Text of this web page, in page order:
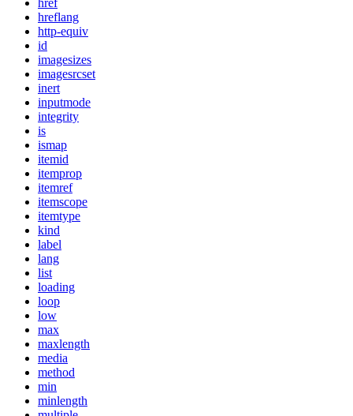
hreflang
http-equiv
id
imagesizes
imagesrcset
inert
inputmode
integrity
is
ismap
itemid
itemprop
itemref
itemscope
itemtype
kind
label
lang
list
loading
loop
low
max
maxlength
media
method
min
minlength